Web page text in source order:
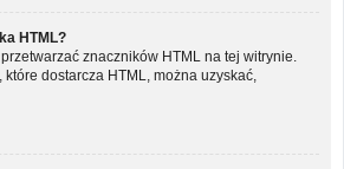
HTML?
znaczników HTML na tej witrynie.
dostarcza HTML, można uzyskać,